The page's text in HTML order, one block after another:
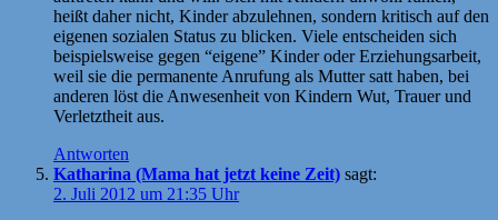
heißt daher nicht, Kinder abzulehnen, sondern kritisch auf den
eigenen sozialen Status zu blicken. Viele entscheiden sich
beispielsweise gegen “eigene” Kinder oder Erziehungsarbeit,
weil sie die permanente Anrufung als Mutter satt haben, bei
anderen löst die Anwesenheit von Kindern Wut, Trauer und
Verletztheit aus.
Antworten
Katharina (Mama hat jetzt keine Zeit) sagt:
2. Juli 2012 um 21:35 Uhr